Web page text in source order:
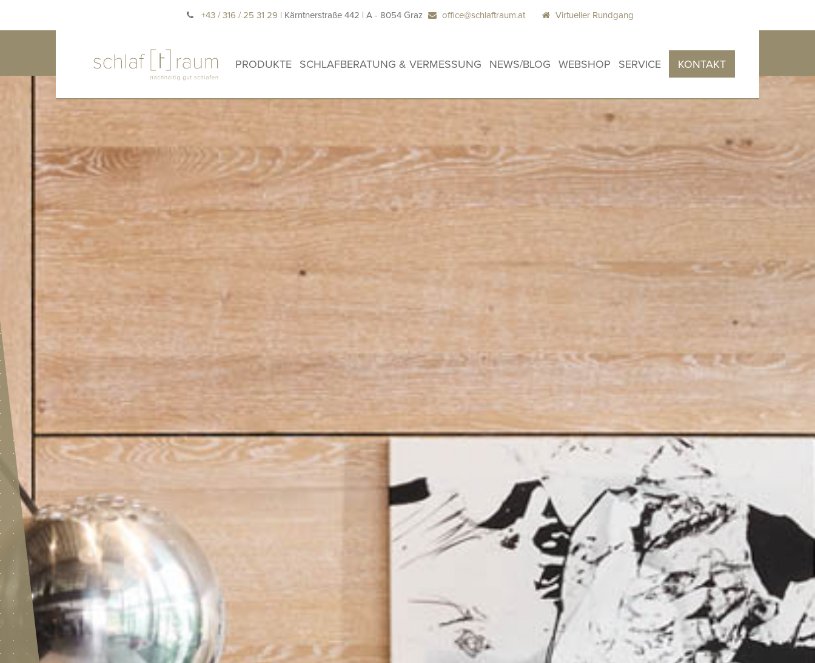
+43 / 316 / 25 31 29 | Kärntnerstraße 442 | A - 8054 Graz office@schlaftraum.at Virtueller Rundgang
PRODUKTE SCHLAFBERATUNG & VERMESSUNG NEWS/BLOG WEBSHOP SERVICE KONTAKT